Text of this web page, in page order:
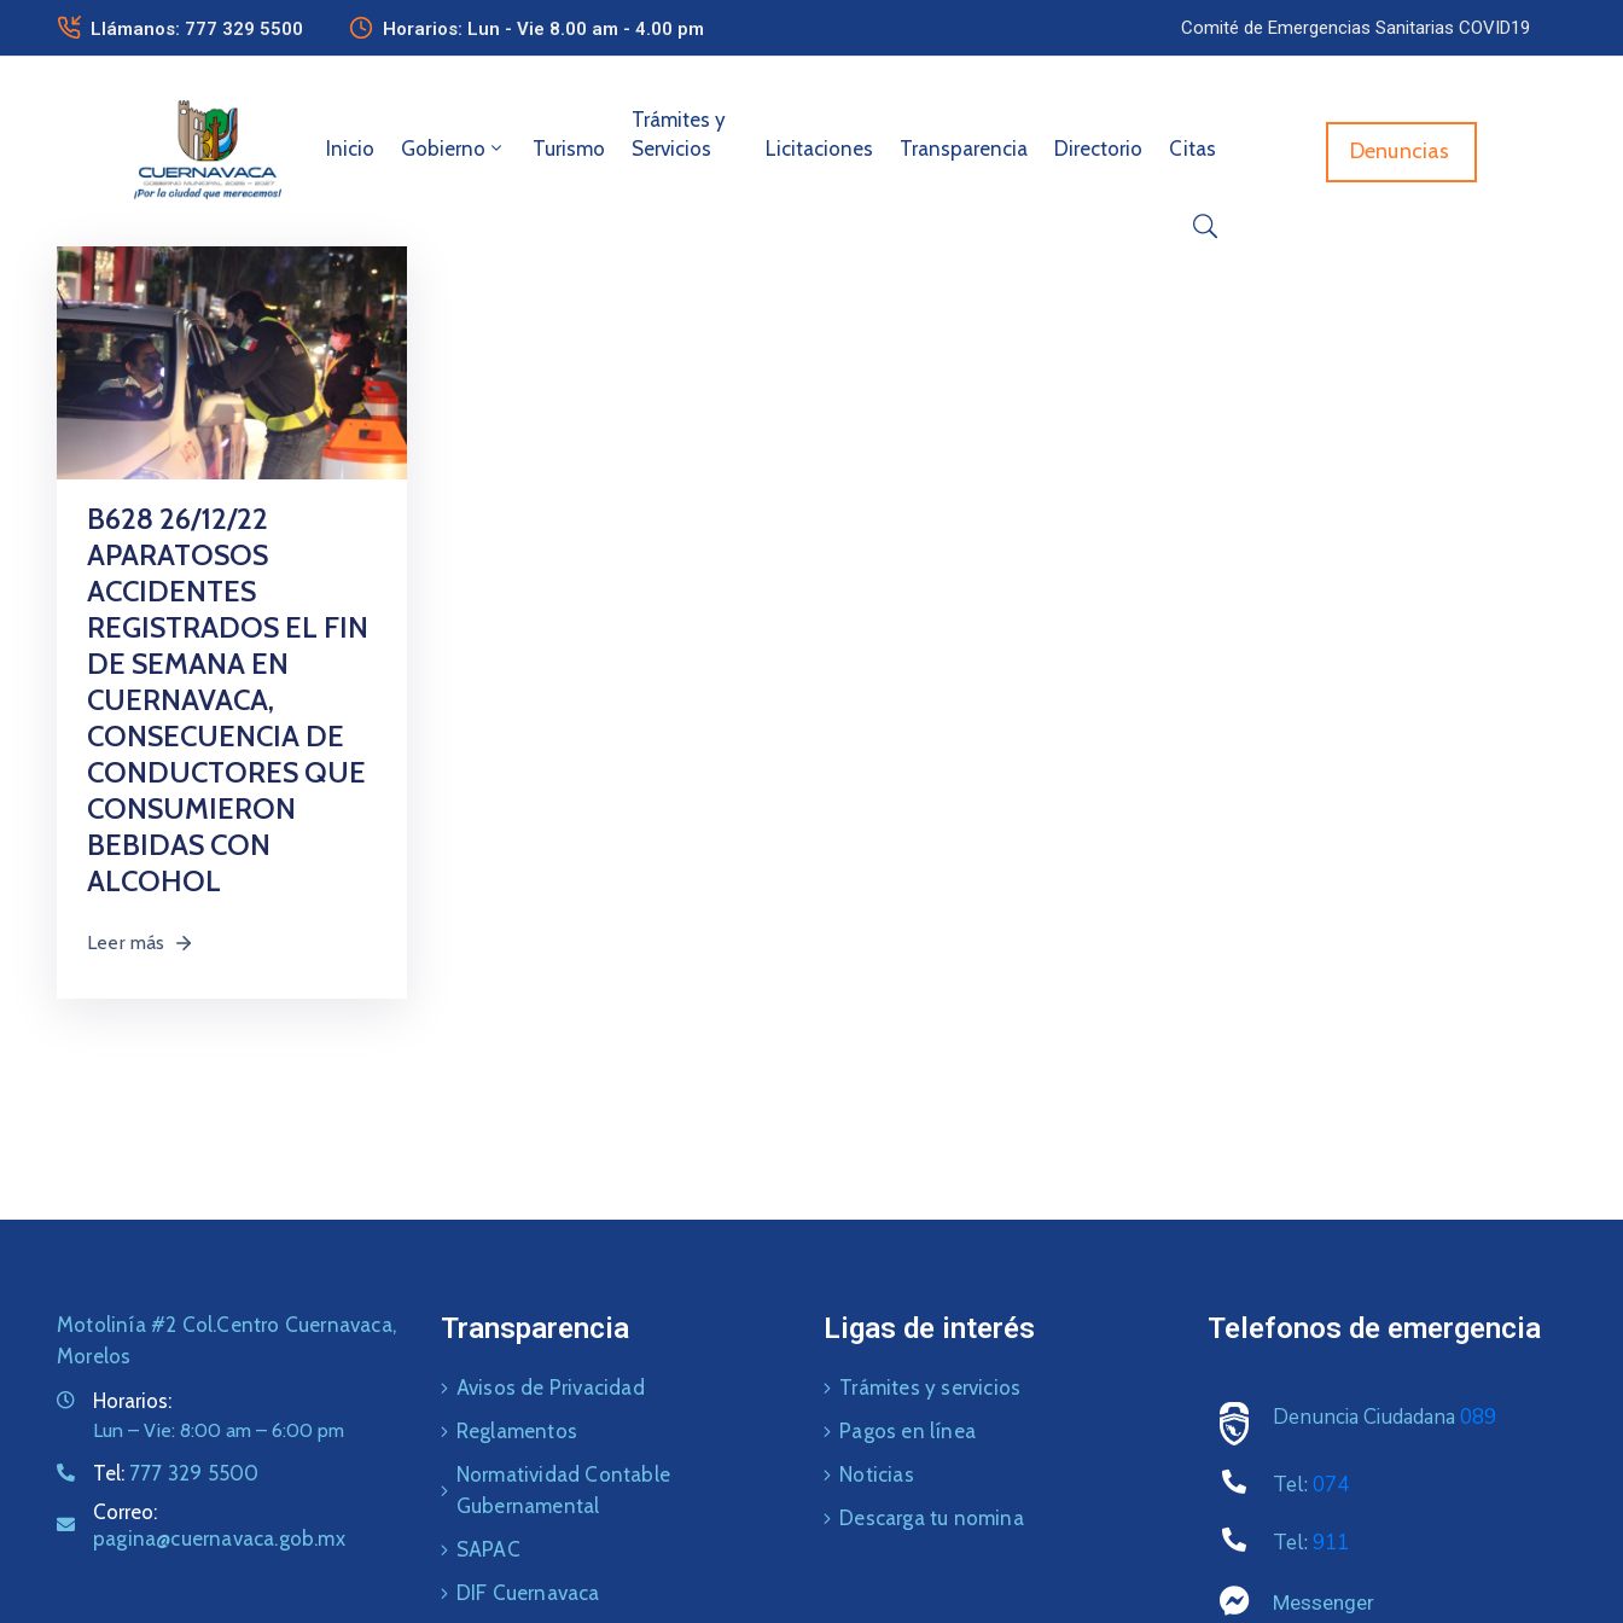
Llámanos: 777 329 5500 Horarios: Lun - Vie 8.00 am - 4.00 pm Comité de Emergencias Sanitarias COVID19
Inicio Gobierno Turismo
Trámites y
Servicios
Licitaciones Transparencia Directorio Citas Denuncias
B628 26/12/22
APARATOSOS
ACCIDENTES
REGISTRADOS EL FIN
DE SEMANA EN
CUERNAVACA,
CONSECUENCIA DE
CONDUCTORES QUE
CONSUMIERON
BEBIDAS CON
ALCOHOL
Leer más
Motolinía #2 Col.Centro Cuernavaca,
Morelos
Horarios:
Lun – Vie: 8:00 am – 6:00 pm
Tel: 777 329 5500
Correo:
pagina@cuernavaca.gob.mx
Transparencia
Avisos de Privacidad
Reglamentos
Normatividad Contable
Gubernamental
SAPAC
DIF Cuernavaca
Ligas de interés
Trámites y servicios
Pagos en línea
Noticias
Descarga tu nomina
Telefonos de emergencia
Denuncia Ciudadana 089
Tel: 074
Tel: 911
Messenger